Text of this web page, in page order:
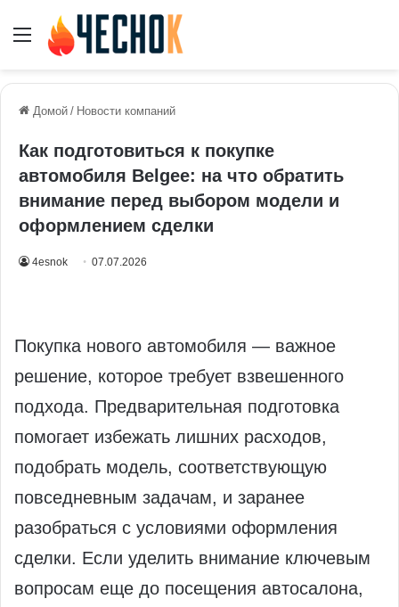
Меню
Домой / Новости компаний
Как подготовиться к покупке
автомобиля Belgee: на что обратить
внимание перед выбором модели и
оформлением сделки
4esnok 07.07.2026
Покупка нового автомобиля — важное
решение, которое требует взвешенного
подхода. Предварительная подготовка
помогает избежать лишних расходов,
подобрать модель, соответствующую
повседневным задачам, и заранее
разобраться с условиями оформления
сделки. Если уделить внимание ключевым
вопросам еще до посещения автосалона,